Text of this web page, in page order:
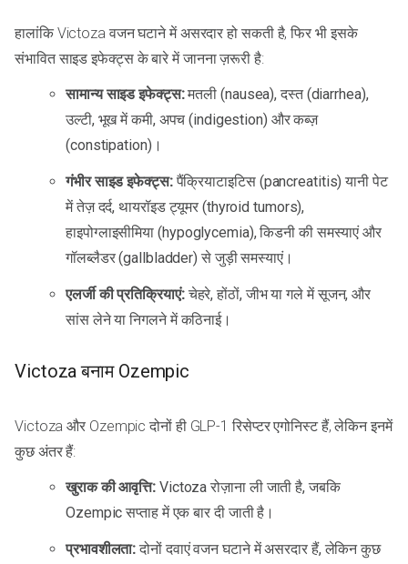
हालांकि Victoza वजन घटाने में असरदार हो सकती है, फिर भी इसके
संभावित साइड इफेक्ट्स के बारे में जानना ज़रूरी है:
सामान्य साइड इफेक्ट्स:मतली (nausea), दस्त (diarrhea),
उल्टी, भूख में कमी, अपच (indigestion) और कब्ज़
(constipation)।
गंभीर साइड इफेक्ट्स:पैंक्रियाटाइटिस (pancreatitis) यानी पेट
में तेज़ दर्द, थायरॉइड ट्यूमर (thyroid tumors),
हाइपोग्लाइसीमिया (hypoglycemia), किडनी की समस्याएं और
गॉलब्लैडर (gallbladder) से जुड़ी समस्याएं।
एलर्जी की प्रतिक्रियाएं:चेहरे, होंठों, जीभ या गले में सूजन, और
सांस लेने या निगलने में कठिनाई।
Victoza बनाम Ozempic
Victoza और Ozempic दोनों ही GLP-1 रिसेप्टर एगोनिस्ट हैं, लेकिन इनमें
कुछ अंतर हैं:
खुराक की आवृत्ति: Victoza रोज़ाना ली जाती है, जबकि
Ozempic सप्ताह में एक बार दी जाती है।
प्रभावशीलता: दोनों दवाएं वजन घटाने में असरदार हैं, लेकिन कुछ